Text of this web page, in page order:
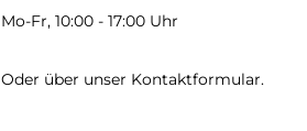
Mo-Fr, 10:00 - 17:00 Uhr
Oder über unser Kontaktformular.